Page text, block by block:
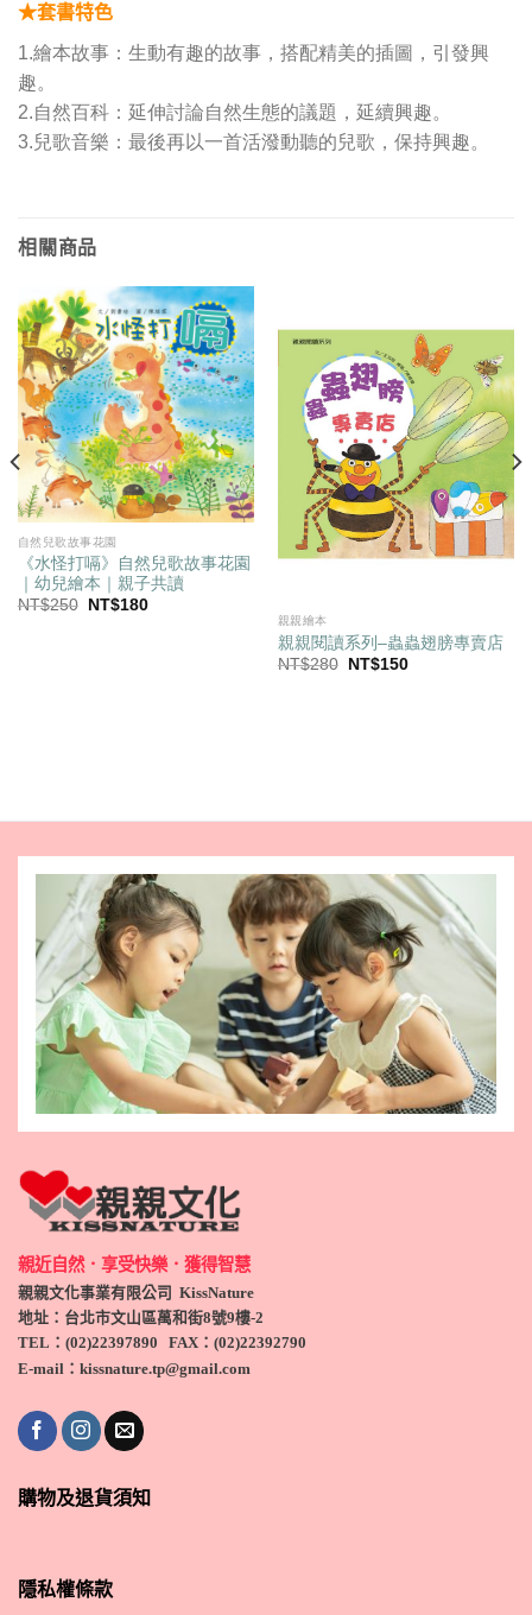
★套書特色
1.繪本故事：生動有趣的故事，搭配精美的插圖，引發興
趣。
2.自然百科：延伸討論自然生態的議題，延續興趣。
3.兒歌音樂：最後再以一首活潑動聽的兒歌，保持興趣。
相關商品
自然兒歌故事花園
《水怪打嗝》自然兒歌故事花園
｜幼兒繪本｜親子共讀
NT$250
原
NT$180目
親親繪本
親親閱讀系列–蟲蟲翅膀專賣店
NT$280
原
NT$150目
親近自然．享受快樂．獲得智慧
親親文化事業有限公司 KissNature
地址：台北市文山區萬和街8號9樓-2
TEL ：(02)22397890 FAX：(02)22392790
E-mail：kissnature.tp@gmail.com
購物及退貨須知
隱私權條款